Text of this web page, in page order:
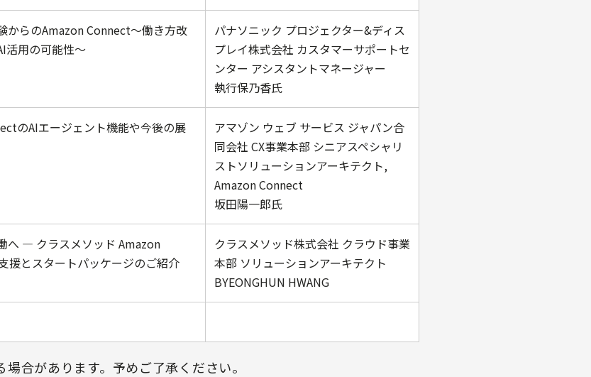
からのAmazon Connect～働き方改
活用の可能性～
パナソニック プロジェクター&ディス
プレイ株式会社 カスタマーサポートセ
ンター アシスタントマネージャー
執行保乃香氏
のAIエージェント機能や今後の展
アマゾン ウェブ サービス ジャパン合
同会社 CX事業本部 シニアスペシャリ
ストソリューションアーキテクト,
Amazon Connect
坂田陽一郎氏
へ ― クラスメソッド Amazon
援とスタートパッケージのご紹介
クラスメソッド株式会社 クラウド事業
本部 ソリューションアーキテクト
BYEONGHUN HWANG
合があります。予めご了承ください。